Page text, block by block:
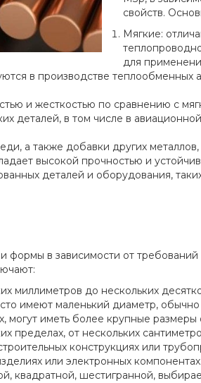
свойств.
Мягкие:
для
в производстве теплообменных
и жесткостью по сравнению с
деталей, в том числе в
а также добавки других
высокой прочностью и
деталей и оборудования,
формы в зависимости от
миллиметров до нескольких
имеют маленький диаметр,
могут иметь более крупные
пределах, от нескольких
конструкциях или
или электронных компонентах.
квадратной, шестигранной,